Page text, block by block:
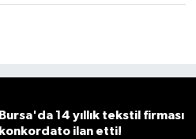
Bursa'da 14 yıllık tekstil firması
konkordato ilan etti!